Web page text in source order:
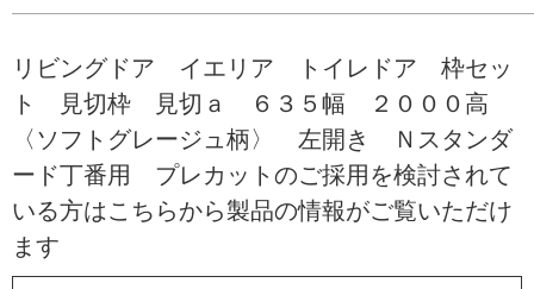
リビングドア イエリア トイレドア 枠セッ
ト 見切枠 見切ａ ６３５幅 ２０００高
〈ソフトグレージュ柄〉 左開き Ｎスタンダ
ード丁番用 プレカットのご採用を検討されて
いる方はこちらから製品の情報がご覧いただけ
ます